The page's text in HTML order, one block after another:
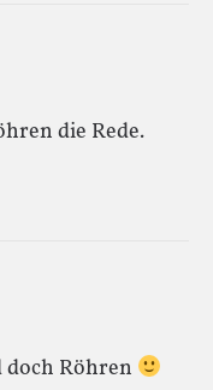
die Rede.
doch Röhren